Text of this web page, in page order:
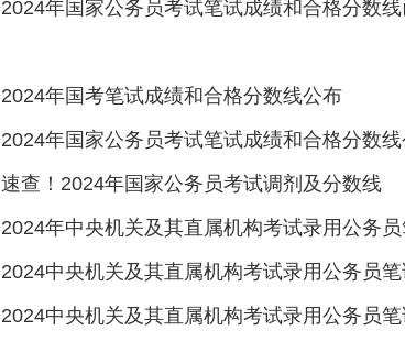
2024年国家公务员考试笔试成绩和合格分数
2024年国考笔试成绩和合格分数线公布
2024年国家公务员考试笔试成绩和合格分数
速查！2024年国家公务员考试调剂及分数线